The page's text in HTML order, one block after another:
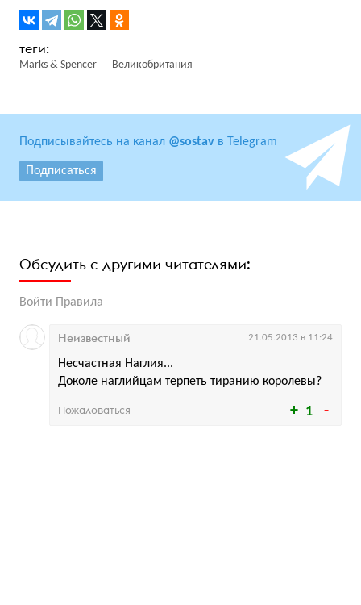
Marks & Spencer Великобритания
Подписывайтесь на канал @sostav в Telegram
Подписаться
Обсудить с другими читателями:
Войти Правила
1
Несчастная Наглия...
Доколе наглийцам терпеть тиранию королевы?
Неизвестный 21.05.2013 в 11:24
Пожаловаться